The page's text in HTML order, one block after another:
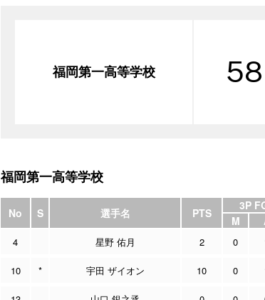
福岡第一高等学校 58
福岡第一高等学校
No S 選手名 PTS
3P
M
4 星野 佑月 2 0
10 * 宇田 ザイオン 10 0